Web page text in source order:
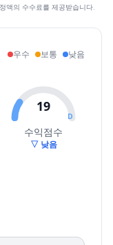
253758
253421
액의 수수료를 제공받습니다.
우수 보통 낮음
19
D
수익점수
▽ 낮음